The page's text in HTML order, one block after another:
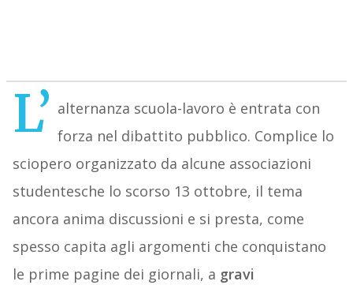
L’ alternanza scuola-lavoro è entrata con
forza nel dibattito pubblico. Complice lo
sciopero organizzato da alcune associazioni
studentesche lo scorso 13 ottobre, il tema
ancora anima discussioni e si presta, come
spesso capita agli argomenti che conquistano
le prime pagine dei giornali, a gravi